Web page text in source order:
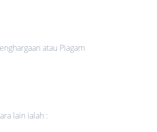
atau Piagam
lain ialah :